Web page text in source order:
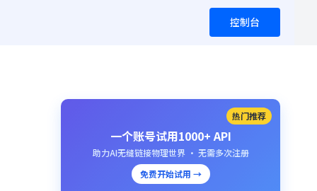
控制台
热门推荐
一个账号试用1000+ API
助力AI无缝链接物理世界 · 无需多次注册
免费开始试用 →